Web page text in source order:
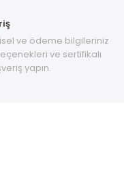
ve ödeme bilgileriniz
ve sertifikalı
yapın.